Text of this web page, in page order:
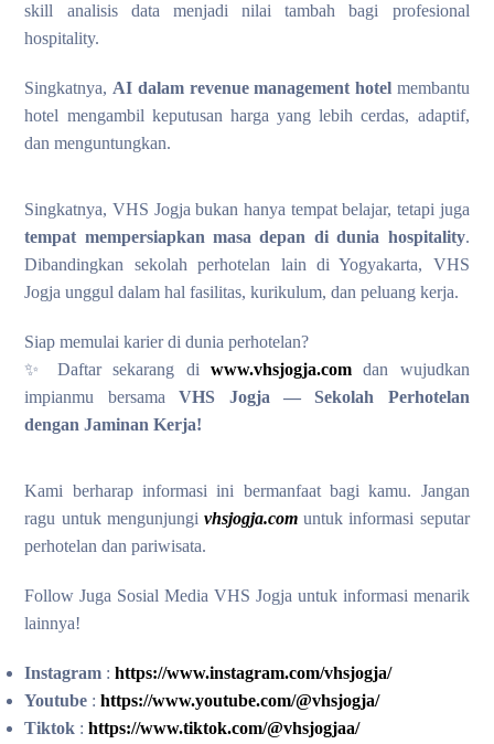
skill analisis data menjadi nilai tambah bagi profesional
hospitality.
Singkatnya, AI dalam revenue management hotelmembantu
hotel mengambil keputusan harga yang lebih cerdas, adaptif,
dan menguntungkan.
Singkatnya, VHS Jogja bukan hanya tempat belajar, tetapi juga
tempat mempersiapkan masa depan di dunia hospitality.
Dibandingkan sekolah perhotelan lain di Yogyakarta, VHS
Jogja unggul dalam hal fasilitas, kurikulum, dan peluang kerja.
Siap memulai karier di dunia perhotelan?
✨ Daftar sekarang di www.vhsjogja.comdan wujudkan
impianmu bersamaVHS Jogja — Sekolah Perhotelan
dengan Jaminan Kerja!
Kami berharap informasi ini bermanfaat bagi kamu. Jangan
ragu untuk mengunjungi vhsjogja.com untuk informasi seputar
perhotelan dan pariwisata.
Follow Juga Sosial Media VHS Jogja untuk informasi menarik
lainnya!
Instagram : https://www.instagram.com/vhsjogja/
Youtube : https://www.youtube.com/@vhsjogja/
Tiktok : https://www.tiktok.com/@vhsjogjaa/